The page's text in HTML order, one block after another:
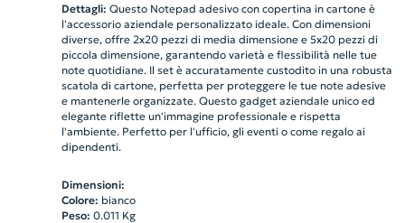
Dettagli: Questo Notepad adesivo con copertina in cartone è
l'accessorio aziendale personalizzato ideale. Con dimensioni
diverse, offre 2x20 pezzi di media dimensione e 5x20 pezzi di
piccola dimensione, garantendo varietà e flessibilità nelle tue
note quotidiane. Il set è accuratamente custodito in una robusta
scatola di cartone, perfetta per proteggere le tue note adesive
e mantenerle organizzate. Questo gadget aziendale unico ed
elegante riflette un'immagine professionale e rispetta
l'ambiente. Perfetto per l'ufficio, gli eventi o come regalo ai
dipendenti.
Dimensioni:
Colore: bianco
Peso: 0.011 Kg